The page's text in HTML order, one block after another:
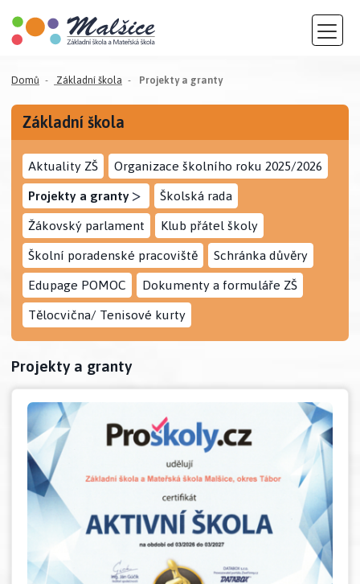
Domů Základní škola Projekty a granty(aktuální)
Základní škola
Aktuality ZŠ Organizace školního roku 2025/2026
Projekty a granty > Školská rada
Žákovský parlament Klub přátel školy
Školní poradenské pracoviště Schránka důvěry
Edupage POMOC Dokumenty a formuláře ZŠ
Tělocvična/ Tenisové kurty
Projekty a granty